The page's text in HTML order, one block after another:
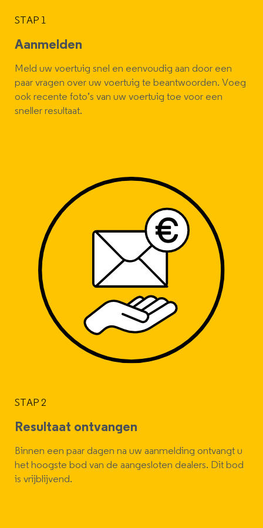
STAP 1
Aanmelden
Meld uw voertuig snel en eenvoudig aan door een
paar vragen over uw voertuig te beantwoorden. Voeg
ook recente foto’s van uw voertuig toe voor een
sneller resultaat.
STAP 2
Resultaat ontvangen
Binnen een paar dagen na uw aanmelding ontvangt u
het hoogste bod van de aangesloten dealers. Dit bod
is vrijblijvend.